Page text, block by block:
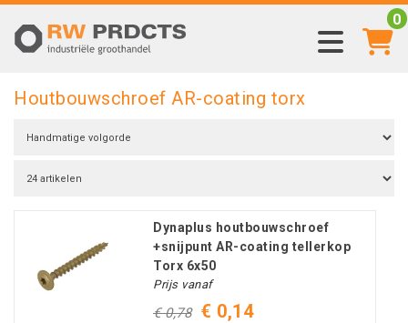
0
Houtbouwschroef AR-coating torx
Dynaplus houtbouwschroef
+snijpunt AR-coating tellerkop
Torx 6x50
Prijs vanaf
€ 0,78 € 0,14